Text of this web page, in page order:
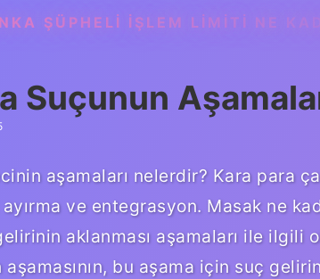
ŞÜPHELI IŞLEM LIMITI NE
Suçunun
aşamaları nelerdir? Kara para
ve entegrasyon. Masak ne
aklanması aşamaları ile
aşamasının, bu aşama için suç